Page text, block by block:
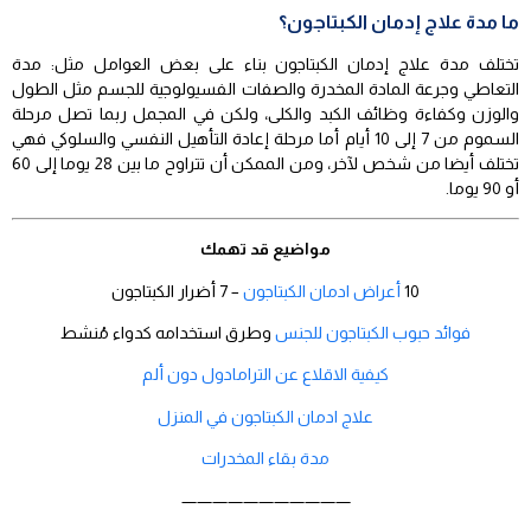
ما مدة علاج إدمان الكبتاجون؟
تختلف مدة علاج إدمان الكبتاجون بناء على بعض العوامل مثل: مدة
التعاطي وجرعة المادة المخدرة والصفات الفسيولوجية للجسم مثل الطول
والوزن وكفاءة وظائف الكبد والكلى، ولكن في المجمل ربما تصل مرحلة
السموم من 7 إلى 10 أيام أما مرحلة إعادة التأهيل النفسي والسلوكي فهي
تختلف أيضا من شخص لآخر، ومن الممكن أن تتراوح ما بين 28 يوما إلى 60
أو 90 يوما.
مواضيع قد تهمك
10 أعراض ادمان الكبتاجون – 7 أضرار الكبتاجون
فوائد حبوب الكبتاجون للجنس وطرق استخدامه كدواء مُنشط
كيفية الاقلاع عن الترامادول دون ألم
علاج ادمان الكبتاجون في المنزل
مدة بقاء المخدرات
———————————